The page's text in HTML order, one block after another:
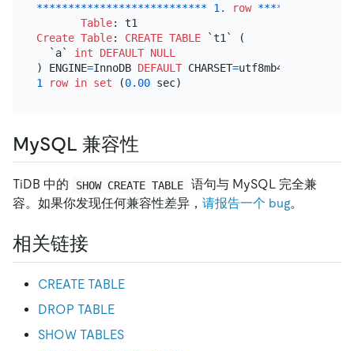
*************************** 1. row ****
Table
Create Table: CREATE TABLE `t1` (
  `a`
int DEFAULT NULL
) ENGINE=InnoDB DEFAULT CHARSET=utf8mb4
1
row in set (0.00
MySQL 兼容性
TiDB 中的 SHOW CREATE TABLE
语句与 MySQL 完全兼
容。如果你发现任何兼容性差异， 请报告一个 bug。
相关链接
CREATE TABLE
DROP TABLE
SHOW TABLES